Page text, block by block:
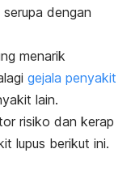
dengan
menarik
gejala penyakit
lain.
risiko dan kerap
lupus berikut ini.